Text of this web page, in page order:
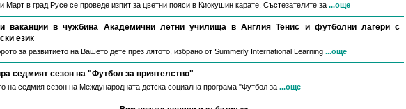
Март в град Русе се проведе изпит за цветни пояси в Киокушин карате. Състезателите за ...още
ваканции​ в чужбина Академични летни училища в Англия Тенис и футболни лагери с
език
за развитието на Вашето дете през лятото, избрано от Summerly International Learning ...още
седмият сезон на "Футбол за приятелство"
на седмия сезон на Международната детска социална програма "Футбол за ...още